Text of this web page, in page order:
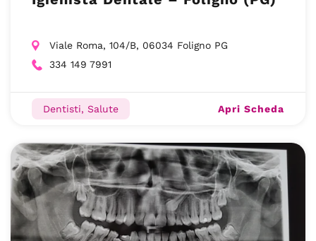
Viale Roma, 104/B, 06034 Foligno PG
334 149 7991
Dentisti, Salute Apri Scheda